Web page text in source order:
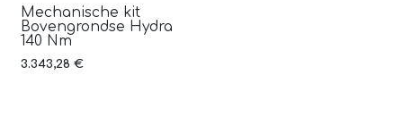
Mechanische kit
Bovengrondse Hydra
140 Nm
3.343,28 €